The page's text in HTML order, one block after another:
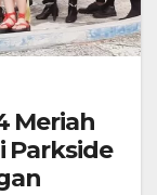
Meriah
Parkside